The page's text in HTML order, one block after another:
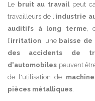
Le bruit au travailpeut
travailleurs de l'industrie
auditifs à long terme,
l’irritation, une baisse
des accidents de
d'automobiles peuvent
de l'utilisation de
pièces métalliques.